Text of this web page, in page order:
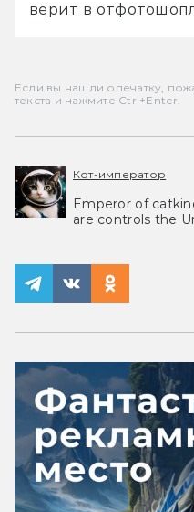
верит в
Если вы нашли опечатку,
текста и нажмите Ctrl+Enter.
Кот-император
Emperor of
are controls the